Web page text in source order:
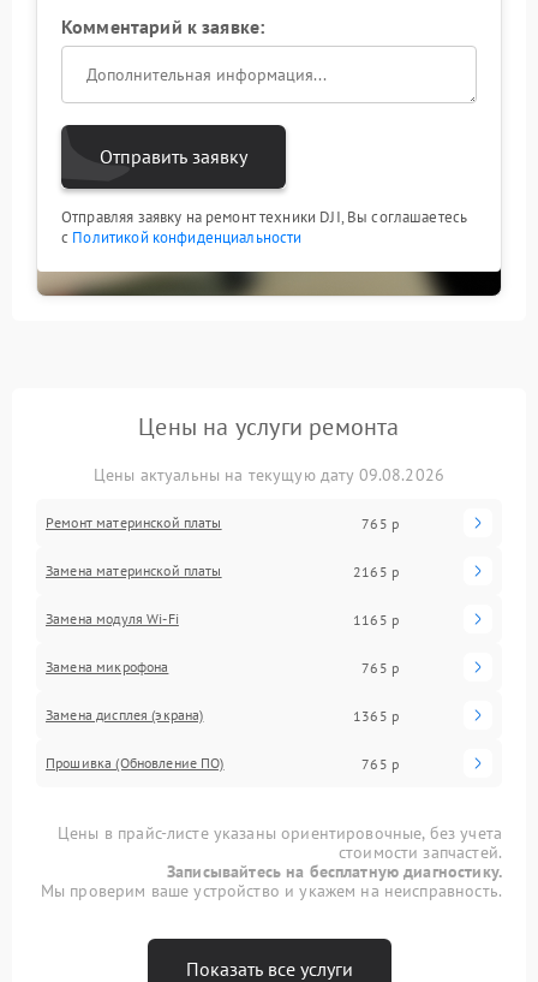
Комментарий к заявке:
Отправить заявку
Отправляя заявку на ремонт техники DJI, Вы соглашаетесь
с Политикой конфиденциальности
Цены на услуги ремонта
Цены актуальны на текущую дату 09.08.2026
Ремонт материнской платы 765 р
Замена материнской платы 2165 р
Замена модуля Wi-Fi 1165 р
Замена микрофона 765 р
Замена дисплея (экрана) 1365 р
Прошивка (Обновление ПО) 765 р
Цены в прайс-листе указаны ориентировочные, без учета
стоимости запчастей.
Записывайтесь на бесплатную диагностику.
Мы проверим ваше устройство и укажем на неисправность.
Показать все услуги